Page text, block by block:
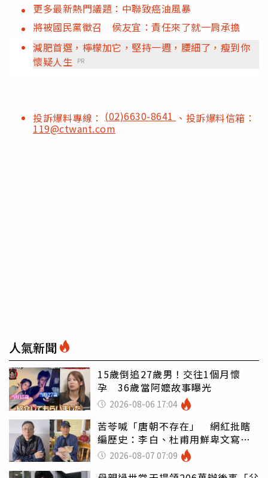
更多最新熱門議題：中聯致癌油風暴
將被國民黨徵召 侯友宜：責任來了就一肩承擔
減肥首選，檸檬加它，堅持一週，腰細了，瘦到你
懷疑人生 PR
投訴爆料專線： (02)6630-8641 、投訴爆料信箱：
119@ctwant.com
人氣新聞
15歲倒追27歲男！交往1個月懷
孕 36歲當阿嬤故事曝光
2026-08-06 17:04
苦苓喊「唐朝不存在」 網紅批瞎
編歷史：李白、杜甫用鮮卑文寫
詩？2026-08-07 07:09